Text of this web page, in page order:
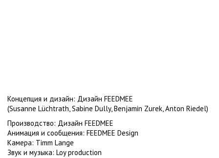
Концепция и дизайн: Дизайн FEEDMEE
(Susanne Lüchtrath, Sabine Dully, Benjamin Zurek, Anton Riedel)
Производство: Дизайн FEEDMEE
Анимация и сообщения: FEEDMEE Design
Камера: Timm Lange
Звук и музыка: Loy production